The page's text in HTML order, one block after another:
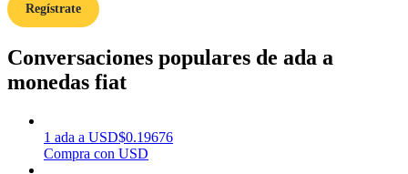
Earn
Regístrate
Conversaciones populares de ada a
monedas fiat
1 ada a USD$0.19676
Compra con USD